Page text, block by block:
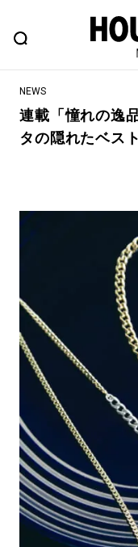
FEATURE
ヒップなファッショ
#路地裏てぃーん。
#GH 銘品の所以
#Commune H
#ととけん
#LIFESTYLE
#SPORTS
NEWS
連載「憧れの逸
タの隠れたベス